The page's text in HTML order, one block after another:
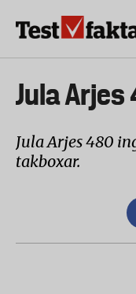
Huvudmeny
ny
Jula Arjes
Jula Arjes 480
takboxar.